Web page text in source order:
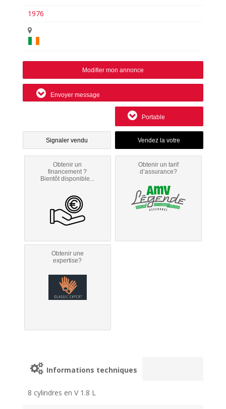
1976
Modifier mon annonce
Envoyer message
Portable
Signaler vendu
Obtenir un
financement ?
Bientôt disponible...
Obtenir un tarif
d’assurance?
Obtenir une
expertise?
Informations techniques
8 cylindres en V 1.8 L